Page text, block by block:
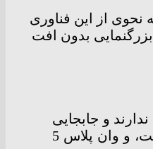
نحوی از این فناوری
بدون افت
و جابجایی
و استفاده از آنها هم کمی دشوار است. آیفون 7 پلاس و اوپو R11 نشان دادند که این قابلیت در موبایل ها هم قابل پیاده سازی است، و وان پلاس 5